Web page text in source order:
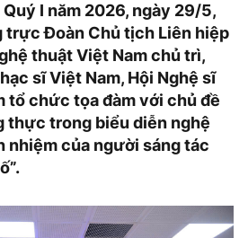
I năm 2026, ngày 29/5,
trực Đoàn Chủ tịch Liên hiệp
thuật Việt Nam chủ trì,
sĩ Việt Nam, Hội Nghệ sĩ
tổ chức tọa đàm với chủ đề
thực trong biểu diễn nghệ
của người sáng tác